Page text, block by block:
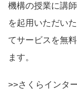
機構の授業に講
を起用いただい
てサービスを無
ます。
>>さくらインタ